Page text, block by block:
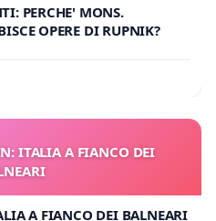
PERCHE' MONS.
OPERE DI RUPNIK?
ITALIA A FIANCO DEI
A FIANCO DEI BALNEARI